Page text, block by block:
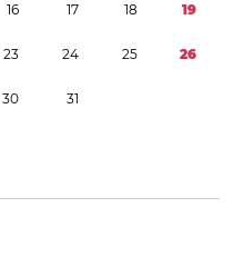
16 17 18 19
23 24 25 26
30 31